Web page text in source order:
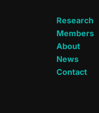
Research
Members
About
News
Contact